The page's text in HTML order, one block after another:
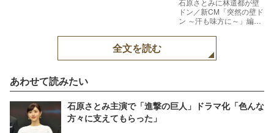
ドン／新CM「突然の壁ド
ン ～汗も味方に～」編よ
全文を読む
あわせて読みたい
石原さとみ主演で「進撃の巨人」ドラマ化「色んな
方々に支えてもらった」